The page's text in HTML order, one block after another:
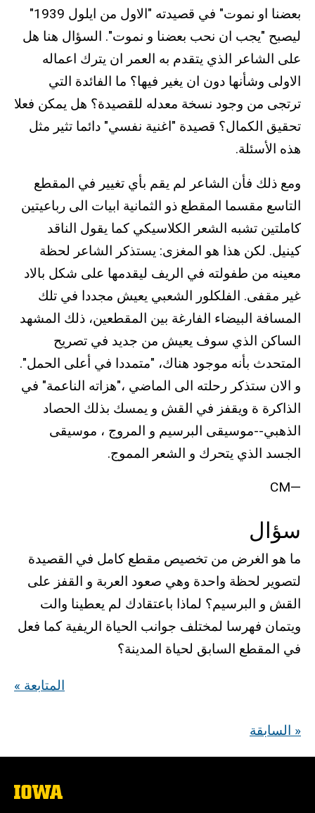
بعضنا او نموت" في قصيدته "الاول من ايلول 1939"
ليصبح "يجب ان نحب بعضنا و نموت". السؤال هنا هل
على الشاعر الذي يتقدم به العمر ان يترك اعماله
الاولى وشأنها دون ان يغير فيها؟ ما الفائدة التي
ترتجى من وجود نسخة معدله للقصيدة؟ هل يمكن فعلا
تحقيق الكمال؟ قصيدة "اغنية نفسي" دائما تثير مثل
هذه الأسئلة.
ومع ذلك فأن الشاعر لم يقم بأي تغيير في المقطع
التاسع مقسما المقطع ذو الثمانية ابيات الى رباعيتين
كاملتين تشبه الشعر الكلاسيكي كما يقول الناقد
كينيل. لكن هذا هو المغزى: يستذكر الشاعر لحظة
معينه من طفولته في الريف ليقدمها على شكل بالاد
غير مقفى. الفلكلور الشعبي يعيش مجددا في تلك
المسافة البيضاء الفارغة بين المقطعين، ذلك المشهد
الساكن الذي سوف يعيش من جديد في تصريح
المتحدث بأنه موجود هناك، "متمددا في أعلى الحمل".
و الان ستذكر رحلته الى الماضي ،"هزاته الناعمة" في
الذاكرة ة ويقفز في القش و يمسك بذلك الحصاد
الذهبي--موسيقى البرسيم و المروج ، موسيقى
الجسد الذي يتحرك و الشعر المموج.
—CM
سؤال
ما هو الغرض من تخصيص مقطع كامل في القصيدة
لتصوير لحظة واحدة وهي صعود العربة و القفز على
القش و البرسيم؟ لماذا باعتقادك لم يعطينا والت
ويتمان فهرسا لمختلف جوانب الحياة الريفية كما فعل
في المقطع السابق لحياة المدينة؟
« المتابعة
السابقة »
The